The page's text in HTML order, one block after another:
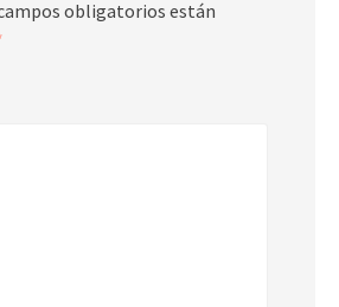
obligatorios están